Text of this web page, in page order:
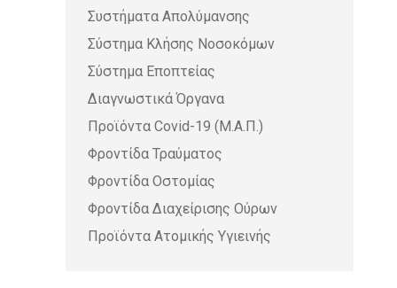
Συστήματα Απολύμανσης
Σύστημα Κλήσης Νοσοκόμων
Σύστημα Εποπτείας
Διαγνωστικά Όργανα
Προϊόντα Covid-19 (Μ.Α.Π.)
Φροντίδα Τραύματος
Φροντίδα Οστομίας
Φροντίδα Διαχείρισης Ούρων
Προϊόντα Ατομικής Υγιεινής